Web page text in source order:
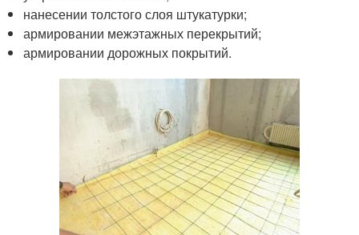
нанесении толстого слоя штукатурки;
армировании межэтажных перекрытий;
армировании дорожных покрытий.